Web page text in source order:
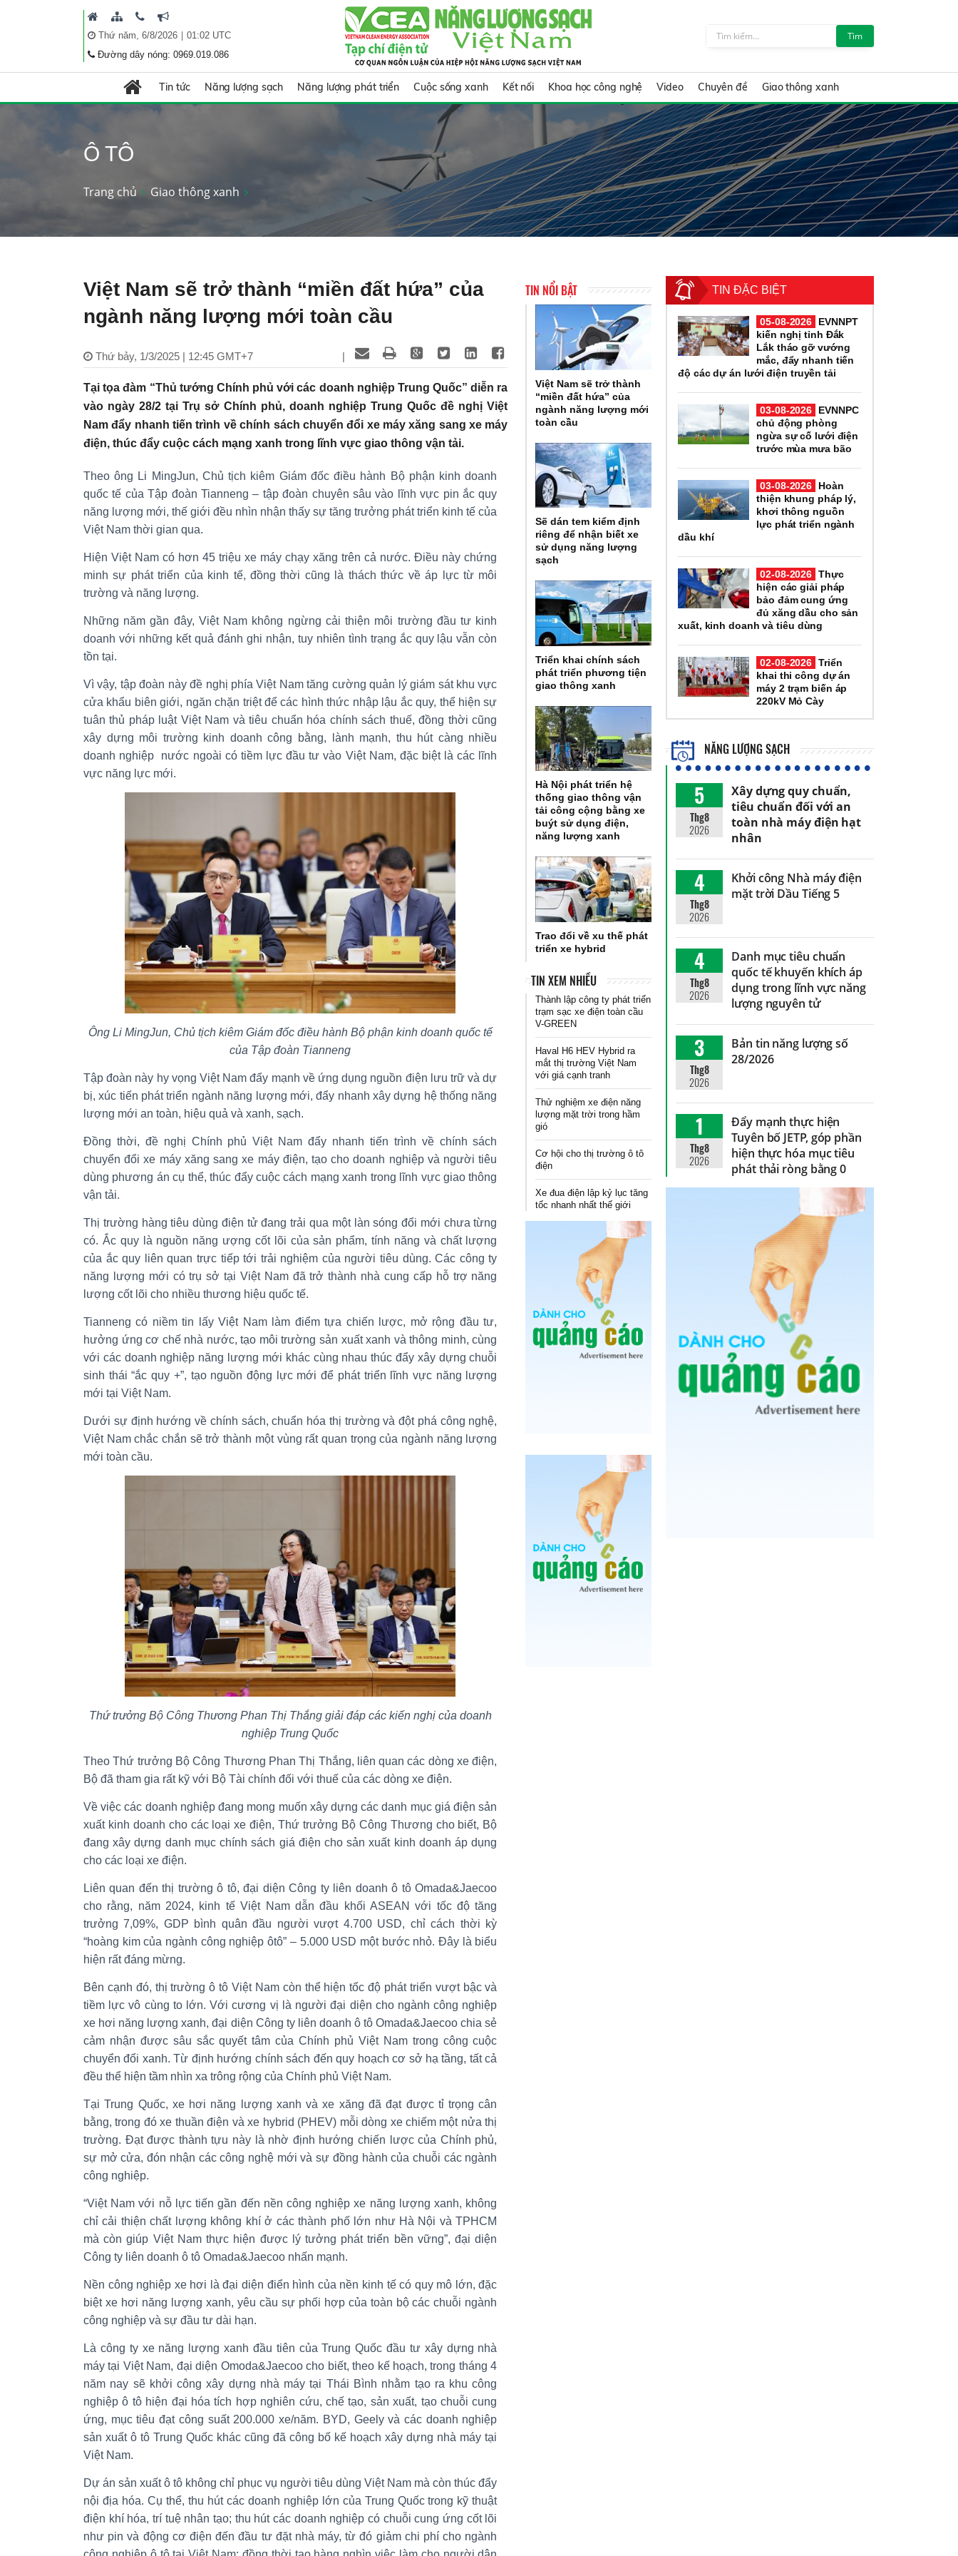
Thứ năm, 6/8/2026| 01:02 UTC
Đường dây nóng: 0969.019.086
Tìm
Tin tức Năng lượng sạch Năng lượng phát triển Cuộc sống xanh Kết nối Khoa học công nghệ Video Chuyên đề Giao thông xanh
Ô TÔ
Trang chủ Giao thông xanh
Việt Nam sẽ trở thành “miền đất hứa” của
ngành năng lượng mới toàn cầu
Thứ bảy, 1/3/2025 | 12:45 GMT+7 |
Tại tọa đàm “Thủ tướng Chính phủ với các doanh nghiệp Trung Quốc” diễn ra
vào ngày 28/2 tại Trụ sở Chính phủ, doanh nghiệp Trung Quốc đề nghị Việt
Nam đẩy nhanh tiến trình về chính sách chuyển đổi xe máy xăng sang xe máy
điện, thúc đẩy cuộc cách mạng xanh trong lĩnh vực giao thông vận tải.
Theo ông Li MingJun, Chủ tịch kiêm Giám đốc điều hành Bộ phận kinh doanh
quốc tế của Tập đoàn Tianneng – tập đoàn chuyên sâu vào lĩnh vực pin ắc quy
năng lượng mới, thế giới đều nhìn nhận thấy sự tăng trưởng phát triển kinh tế của
Việt Nam thời gian qua.
Hiện Việt Nam có hơn 45 triệu xe máy chạy xăng trên cả nước. Điều này chứng
minh sự phát triển của kinh tế, đồng thời cũng là thách thức về áp lực từ môi
trường và năng lượng.
Những năm gần đây, Việt Nam không ngừng cải thiện môi trường đầu tư kinh
doanh với những kết quả đánh ghi nhận, tuy nhiên tình trạng ắc quy lậu vẫn còn
tồn tại.
Vì vậy, tập đoàn này đề nghị phía Việt Nam tăng cường quản lý giám sát khu vực
cửa khẩu biên giới, ngăn chặn triệt để các hình thức nhập lậu ắc quy, thể hiện sự
tuân thủ pháp luật Việt Nam và tiêu chuẩn hóa chính sách thuế, đồng thời cũng
xây dựng môi trường kinh doanh công bằng, lành mạnh, thu hút càng nhiều
doanh nghiệp nước ngoài có tiềm lực đầu tư vào Việt Nam, đặc biệt là các lĩnh
vực năng lực mới.
Ông Li MingJun, Chủ tịch kiêm Giám đốc điều hành Bộ phận kinh doanh quốc tế
của Tập đoàn Tianneng
Tập đoàn này hy vọng Việt Nam đẩy mạnh về ứng dụng nguồn điện lưu trữ và dự
bị, xúc tiến phát triển ngành năng lượng mới, đẩy nhanh xây dựng hệ thống năng
lượng mới an toàn, hiệu quả và xanh, sạch.
Đồng thời, đề nghị Chính phủ Việt Nam đẩy nhanh tiến trình về chính sách
chuyển đổi xe máy xăng sang xe máy điện, tạo cho doanh nghiệp và người tiêu
dùng phương án cụ thể, thúc đẩy cuộc cách mạng xanh trong lĩnh vực giao thông
vận tải.
Thị trường hàng tiêu dùng điện tử đang trải qua một làn sóng đổi mới chưa từng
có. Ắc quy là nguồn năng ượng cốt lõi của sản phẩm, tính năng và chất lượng
của ắc quy liên quan trực tiếp tới trải nghiệm của người tiêu dùng. Các công ty
năng lượng mới có trụ sở tại Việt Nam đã trở thành nhà cung cấp hỗ trợ năng
lượng cốt lõi cho nhiều thương hiệu quốc tế.
Tianneng có niềm tin lấy Việt Nam làm điểm tựa chiến lược, mở rộng đầu tư,
hưởng ứng cơ chế nhà nước, tạo môi trường sản xuất xanh và thông minh, cùng
với các doanh nghiệp năng lượng mới khác cùng nhau thúc đẩy xây dựng chuỗi
sinh thái “ắc quy +”, tạo nguồn động lực mới để phát triển lĩnh vực năng lượng
mới tại Việt Nam.
Dưới sự định hướng về chính sách, chuẩn hóa thị trường và đột phá công nghệ,
Việt Nam chắc chắn sẽ trở thành một vùng rất quan trọng của ngành năng lượng
mới toàn cầu.
Thứ trưởng Bộ Công Thương Phan Thị Thắng giải đáp các kiến nghị của doanh
nghiệp Trung Quốc
Theo Thứ trưởng Bộ Công Thương Phan Thị Thắng, liên quan các dòng xe điện,
Bộ đã tham gia rất kỹ với Bộ Tài chính đối với thuế của các dòng xe điện.
Về việc các doanh nghiệp đang mong muốn xây dựng các danh mục giá điện sản
xuất kinh doanh cho các loại xe điện, Thứ trưởng Bộ Công Thương cho biết, Bộ
đang xây dựng danh mục chính sách giá điện cho sản xuất kinh doanh áp dụng
cho các loại xe điện.
Liên quan đến thị trường ô tô, đại diện Công ty liên doanh ô tô Omada&Jaecoo
cho rằng, năm 2024, kinh tế Việt Nam dẫn đầu khối ASEAN với tốc độ tăng
trưởng 7,09%, GDP bình quân đầu người vượt 4.700 USD, chỉ cách thời kỳ
“hoàng kim của ngành công nghiệp ôtô” – 5.000 USD một bước nhỏ. Đây là biểu
hiện rất đáng mừng.
Bên cạnh đó, thị trường ô tô Việt Nam còn thể hiện tốc độ phát triển vượt bậc và
tiềm lực vô cùng to lớn. Với cương vị là người đại diện cho ngành công nghiệp
xe hơi năng lượng xanh, đại diện Công ty liên doanh ô tô Omada&Jaecoo chia sẻ
cảm nhận được sâu sắc quyết tâm của Chính phủ Việt Nam trong công cuộc
chuyển đổi xanh. Từ định hướng chính sách đến quy hoạch cơ sở hạ tầng, tất cả
đều thể hiện tầm nhìn xa trông rộng của Chính phủ Việt Nam.
Tại Trung Quốc, xe hơi năng lượng xanh và xe xăng đã đạt được tỉ trọng cân
bằng, trong đó xe thuần điện và xe hybrid (PHEV) mỗi dòng xe chiếm một nửa thị
trường. Đạt được thành tựu này là nhờ định hướng chiến lược của Chính phủ,
sự mở cửa, đón nhận các công nghệ mới và sự đồng hành của chuỗi các ngành
công nghiệp.
“Việt Nam với nỗ lực tiến gần đến nền công nghiệp xe năng lượng xanh, không
chỉ cải thiện chất lượng không khí ở các thành phố lớn như Hà Nội và TPHCM
mà còn giúp Việt Nam thực hiện được lý tưởng phát triển bền vững”, đại diện
Công ty liên doanh ô tô Omada&Jaecoo nhấn mạnh.
Nền công nghiệp xe hơi là đại diện điển hình của nền kinh tế có quy mô lớn, đặc
biệt xe hơi năng lượng xanh, yêu cầu sự phối hợp của toàn bộ các chuỗi ngành
công nghiệp và sự đầu tư dài hạn.
Là công ty xe năng lượng xanh đầu tiên của Trung Quốc đầu tư xây dựng nhà
máy tại Việt Nam, đại diện Omoda&Jaecoo cho biết, theo kế hoạch, trong tháng 4
năm nay sẽ khởi công xây dựng nhà máy tại Thái Bình nhằm tạo ra khu công
nghiệp ô tô hiện đại hóa tích hợp nghiên cứu, chế tạo, sản xuất, tạo chuỗi cung
ứng, mục tiêu đạt công suất 200.000 xe/năm. BYD, Geely và các doanh nghiệp
sản xuất ô tô Trung Quốc khác cũng đã công bố kế hoạch xây dựng nhà máy tại
Việt Nam.
Dự án sản xuất ô tô không chỉ phục vụ người tiêu dùng Việt Nam mà còn thúc đẩy
nội địa hóa. Cụ thể, thu hút các doanh nghiệp lớn của Trung Quốc trong kỹ thuật
điện khí hóa, trí tuệ nhân tạo; thu hút các doanh nghiệp có chuỗi cung ứng cốt lõi
như pin và động cơ điện đến đầu tư đặt nhà máy, từ đó giảm chi phí cho ngành
TIN NỔI BẬT
Việt Nam sẽ trở thành
“miền đất hứa” của
ngành năng lượng mới
toàn cầu
Sẽ dán tem kiểm định
riêng để nhận biết xe
sử dụng năng lượng
sạch
Triển khai chính sách
phát triển phương tiện
giao thông xanh
Hà Nội phát triển hệ
thống giao thông vận
tải công cộng bằng xe
buýt sử dụng điện,
năng lượng xanh
Trao đổi về xu thế phát
triển xe hybrid
TIN XEM NHIỀU
Thành lập công ty phát triển
trạm sạc xe điện toàn cầu
V-GREEN
Haval H6 HEV Hybrid ra
mắt thị trường Việt Nam
với giá cạnh tranh
Thử nghiệm xe điện năng
lượng mặt trời trong hầm
gió
Cơ hội cho thị trường ô tô
điện
Xe đua điện lập kỷ lục tăng
tốc nhanh nhất thế giới
TIN ĐẶC BIỆT
05-08-2026
EVNNPT
kiến nghị tỉnh Đắk
Lắk tháo gỡ vướng
mắc, đẩy nhanh tiến
độ các dự án lưới điện truyền tải
03-08-2026
EVNNPC
chủ động phòng
ngừa sự cố lưới điện
trước mùa mưa bão
03-08-2026
Hoàn
thiện khung pháp lý,
khơi thông nguồn
lực phát triển ngành
dầu khí
02-08-2026 Thực
hiện các giải pháp
bảo đảm cung ứng
đủ xăng dầu cho sản
xuất, kinh doanh và tiêu dùng
02-08-2026 Triển
khai thi công dự án
máy 2 trạm biến áp
220kV Mỏ Cày
NĂNG LƯỢNG SẠCH
5
Thg8
2026
Xây dựng quy chuẩn,
tiêu chuẩn đối với an
toàn nhà máy điện hạt
nhân
4
Thg8
2026
Khởi công Nhà máy điện
mặt trời Dầu Tiếng 5
4
Thg8
2026
Danh mục tiêu chuẩn
quốc tế khuyến khích áp
dụng trong lĩnh vực năng
lượng nguyên tử
3
Thg8
2026
Bản tin năng lượng số
28/2026
1
Thg8
2026
Đẩy mạnh thực hiện
Tuyên bố JETP, góp phần
hiện thực hóa mục tiêu
phát thải ròng bằng 0